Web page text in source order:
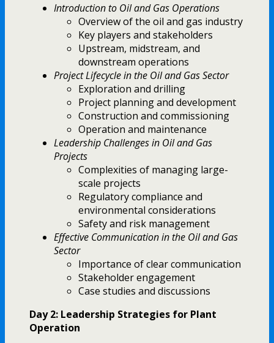
Introduction to Oil and Gas Operations
Overview of the oil and gas industry
Key players and stakeholders
Upstream, midstream, and
downstream operations
Project Lifecycle in the Oil and Gas Sector
Exploration and drilling
Project planning and development
Construction and commissioning
Operation and maintenance
Leadership Challenges in Oil and Gas
Projects
Complexities of managing large-
scale projects
Regulatory compliance and
environmental considerations
Safety and risk management
Effective Communication in the Oil and Gas
Sector
Importance of clear communication
Stakeholder engagement
Case studies and discussions
Day 2: Leadership Strategies for Plant
Operation